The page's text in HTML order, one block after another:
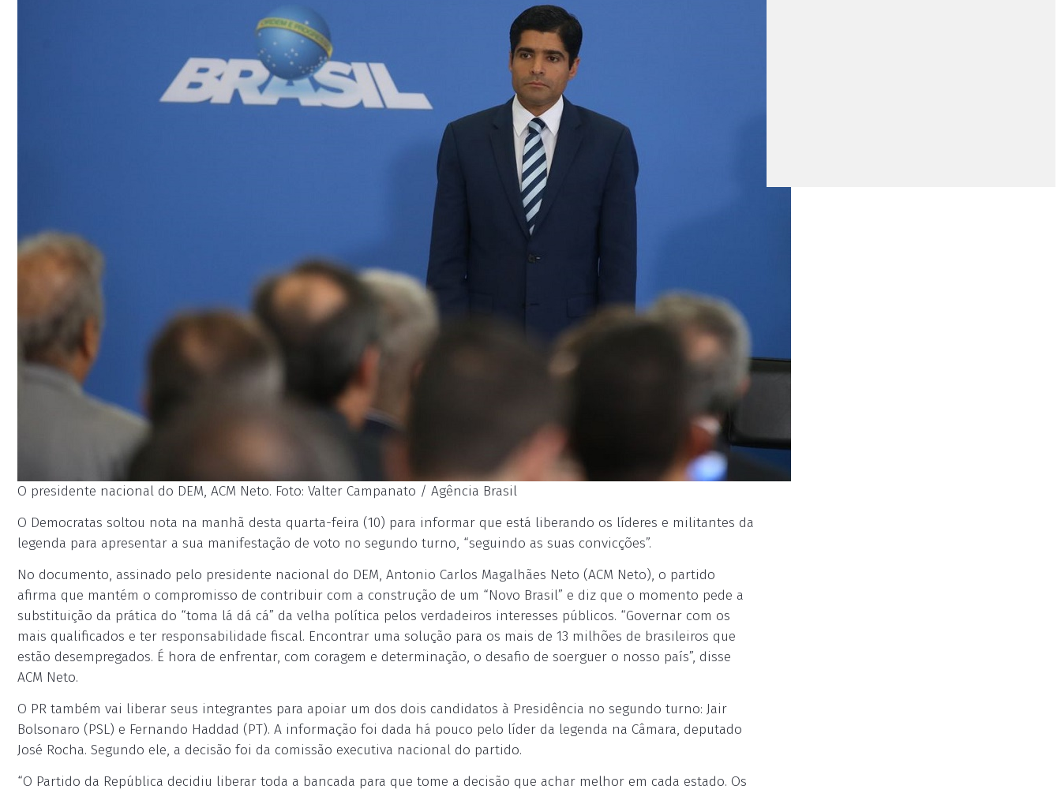
O presidente nacional do DEM, ACM Neto. Foto: Valter Campanato / Agência Brasil
O Democratas soltou nota na manhã desta quarta-feira (10) para informar que está liberando os líderes e militantes da
legenda para apresentar a sua manifestação de voto no segundo turno, “seguindo as suas convicções”.
No documento, assinado pelo presidente nacional do DEM, Antonio Carlos Magalhães Neto (ACM Neto), o partido
afirma que mantém o compromisso de contribuir com a construção de um “Novo Brasil” e diz que o momento pede a
substituição da prática do “toma lá dá cá” da velha política pelos verdadeiros interesses públicos. “Governar com os
mais qualificados e ter responsabilidade fiscal. Encontrar uma solução para os mais de 13 milhões de brasileiros que
estão desempregados. É hora de enfrentar, com coragem e determinação, o desafio de soerguer o nosso país”, disse
ACM Neto.
O PR também vai liberar seus integrantes para apoiar um dos dois candidatos à Presidência no segundo turno: Jair
Bolsonaro (PSL) e Fernando Haddad (PT). A informação foi dada há pouco pelo líder da legenda na Câmara, deputado
José Rocha. Segundo ele, a decisão foi da comissão executiva nacional do partido.
“O Partido da República decidiu liberar toda a bancada para que tome a decisão que achar melhor em cada estado. Os